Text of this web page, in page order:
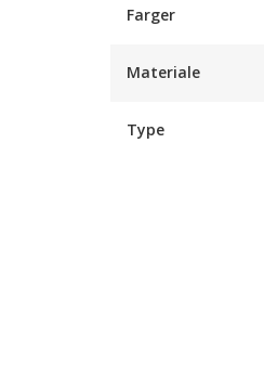
Farger
Materiale
Type